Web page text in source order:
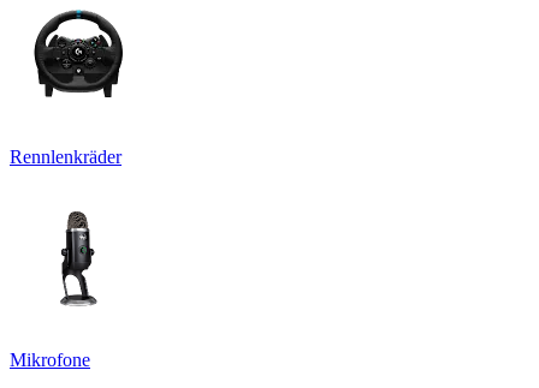
Rennlenkräder
Mikrofone